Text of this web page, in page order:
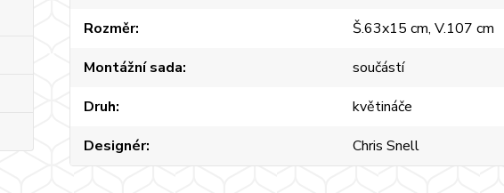
Rozměr
Š.63x15 cm, V.107 cm
Montážní sada
součástí
Druh
květináče
Designér
Chris Snell